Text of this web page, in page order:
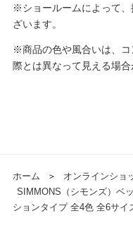
※ショールームによって
ざいます。
※商品の色や風合いは、
際とは異なって見える場合
ホーム ＞ オンラインショ
SIMMONS（シモンズ）ベ
ションタイプ 全4色 全6サイ